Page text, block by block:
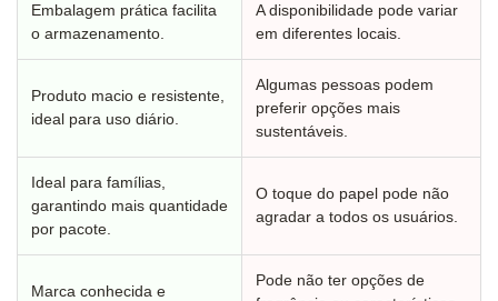
Embalagem prática facilita
o armazenamento.
A disponibilidade pode variar
em diferentes locais.
Produto macio e resistente,
ideal para uso diário.
Algumas pessoas podem
preferir opções mais
sustentáveis.
Ideal para famílias,
garantindo mais quantidade
por pacote.
O toque do papel pode não
agradar a todos os usuários.
Marca conhecida e
Pode não ter opções de